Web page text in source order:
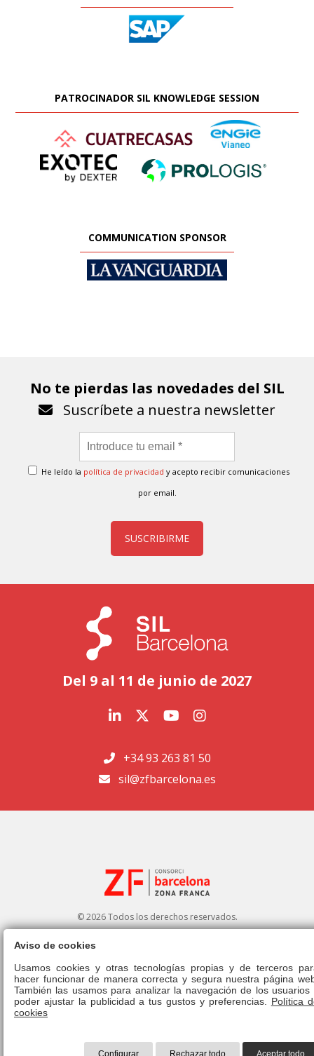
PATROCINADOR SIL KNOWLEDGE SESSION
COMMUNICATION SPONSOR
No te pierdas las novedades del SIL
Suscríbete a nuestra newsletter
He leído la política de privacidad y acepto recibir comunicaciones
por email.
SUSCRIBIRME
Del 9 al 11 de junio de 2027
+34 93 263 81 50
sil@zfbarcelona.es
© 2026 Todos los derechos reservados.
Aviso legal|Política de privacidad|Política de cookies|Canal ético|
Derecho de admisión|Normativa
Aviso de cookies
Usamos cookies y otras tecnologías propias y de terceros
hacer funcionar de manera correcta y segura nuestra página
También las usamos para analizar la navegación de los usuarios
poder ajustar la publicidad a tus gustos y preferencias. Política
cookies
Configurar Rechazar todo Aceptar todo